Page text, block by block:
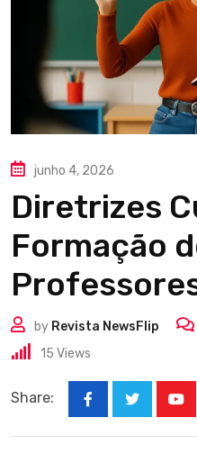
junho 4, 2026
Diretrizes
Formação
by Revista NewsFlip
15 Views
Share: